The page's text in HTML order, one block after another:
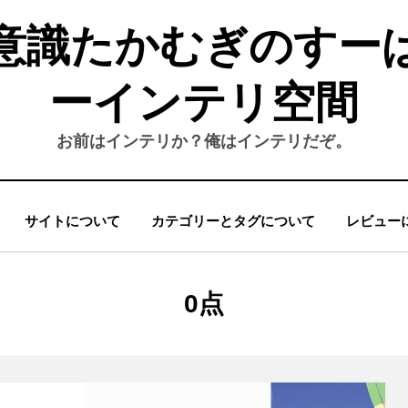
識たかむぎのすー
ーインテリ空間
お前はインテリか？俺はインテリだぞ。
サイトについて カテゴリーとタグについて レビュー
タグ
:
0点